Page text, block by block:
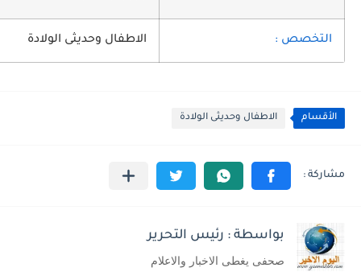
التخصص : الاطفال وحديثى الولادة
الأقسام الاطفال وحديثى الولادة
بواسطة : رئيس التحرير
صحفى يغطى الاخبار والاعلام